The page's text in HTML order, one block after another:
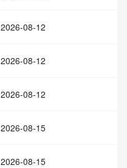
2026-08-12
2026-08-12
2026-08-12
2026-08-15
2026-08-15